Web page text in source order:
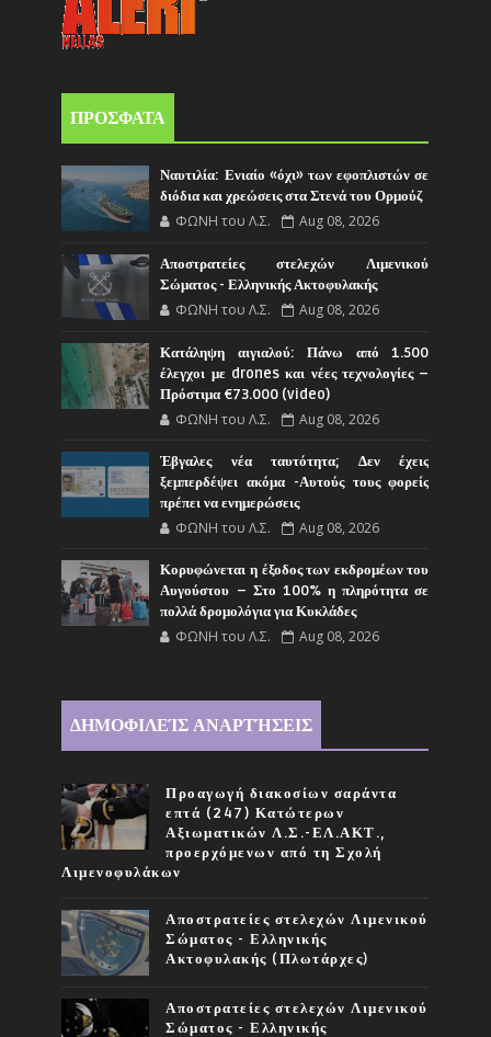
ΠΡΟΣΦΑΤΑ
Ναυτιλία: Ενιαίο «όχι» των εφοπλιστών σε
διόδια και χρεώσεις στα Στενά του Ορμούζ
ΦΩΝΗ του Λ.Σ. Aug 08, 2026
Αποστρατείες στελεχών Λιμενικού
Σώματος - Ελληνικής Ακτοφυλακής
ΦΩΝΗ του Λ.Σ. Aug 08, 2026
Κατάληψη αιγιαλού: Πάνω από 1.500
έλεγχοι με drones και νέες τεχνολογίες –
Πρόστιμα €73.000 (video)
ΦΩΝΗ του Λ.Σ. Aug 08, 2026
Έβγαλες νέα ταυτότητα; Δεν έχεις
ξεμπερδέψει ακόμα -Αυτούς τους φορείς
πρέπει να ενημερώσεις
ΦΩΝΗ του Λ.Σ. Aug 08, 2026
Κορυφώνεται η έξοδος των εκδρομέων του
Αυγούστου – Στο 100% η πληρότητα σε
πολλά δρομολόγια για Κυκλάδες
ΦΩΝΗ του Λ.Σ. Aug 08, 2026
ΔΗΜΟΦΙΛΕΊΣ ΑΝΑΡΤΉΣΕΙΣ
Προαγωγή διακοσίων σαράντα
επτά (247) Κατώτερων
Αξιωματικών Λ.Σ.-ΕΛ.ΑΚΤ.,
προερχόμενων από τη Σχολή
Λιμενοφυλάκων
Αποστρατείες στελεχών Λιμενικού
Σώματος - Ελληνικής
Ακτοφυλακής (Πλωτάρχες)
Αποστρατείες στελεχών Λιμενικού
Σώματος - Ελληνικής